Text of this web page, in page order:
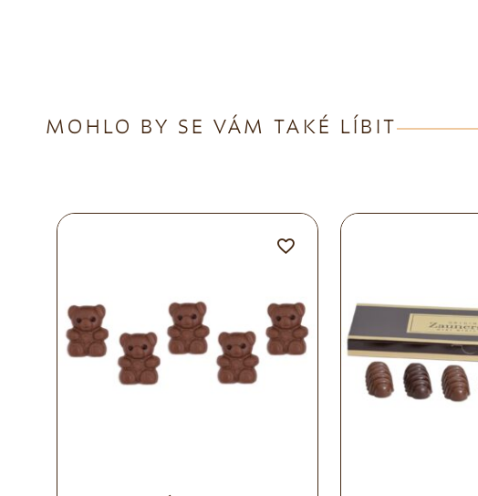
MOHLO BY SE VÁM TAKÉ LÍBIT